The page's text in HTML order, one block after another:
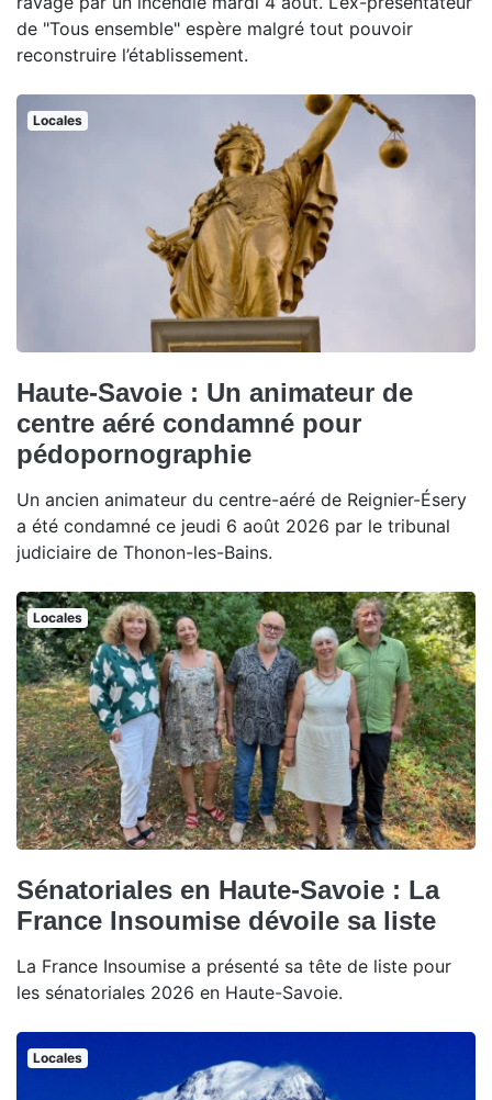
de "Tous ensemble" espère malgré tout pouvoir
reconstruire l’établissement.
Locales
Haute-Savoie : Un animateur de
centre aéré condamné pour
pédopornographie
Un ancien animateur du centre-aéré de Reignier-Ésery
a été condamné ce jeudi 6 août 2026 par le tribunal
judiciaire de Thonon-les-Bains.
Locales
Sénatoriales en Haute-Savoie : La
France Insoumise dévoile sa liste
La France Insoumise a présenté sa tête de liste pour
les sénatoriales 2026 en Haute-Savoie.
Locales